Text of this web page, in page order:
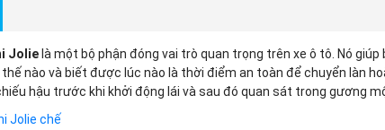
Jolie là một bộ phận đóng vai trò quan trọng trên xe ô tô. Nó
nào và biết được lúc nào là thời điểm an toàn để chuyển làn
hậu trước khi khởi động lái và sau đó quan sát trong gương
Jolie chế